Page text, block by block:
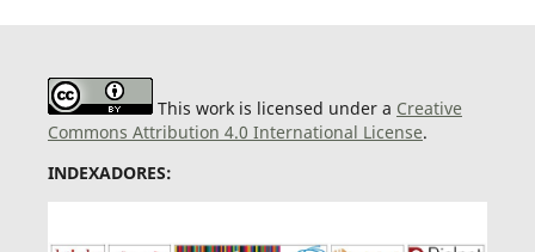
This work is licensed under a Creative
Commons Attribution 4.0 International License.
INDEXADORES: